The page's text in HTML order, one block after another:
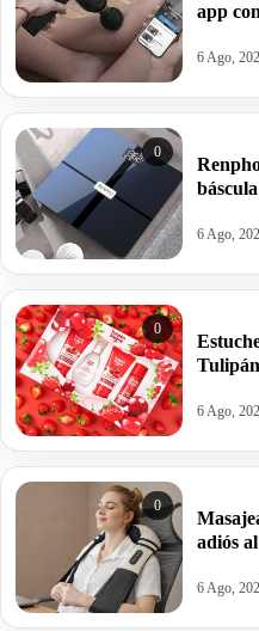
app
6 Ago,
0
39,99€.
6 Ago,
0
antes
6 Ago,
0
adiós
6 Ago,